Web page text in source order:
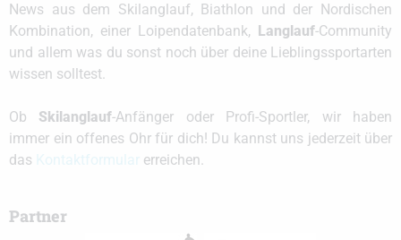
News aus dem Skilanglauf, Biathlon und der Nordischen
Kombination, einer Loipendatenbank, Langlauf-Community
und allem was du sonst noch über deine Lieblingssportarten
wissen solltest.
Ob Skilanglauf-Anfänger oder Profi-Sportler, wir haben
immer ein offenes Ohr für dich! Du kannst uns jederzeit über
das
erreichen.
Partner